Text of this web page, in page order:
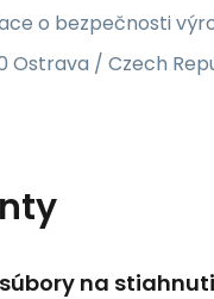
o bezpečnosti
Ostrava / Czech
na